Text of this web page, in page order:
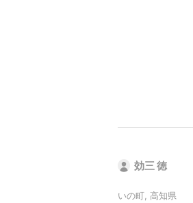
効三 徳
いの町, 高知県